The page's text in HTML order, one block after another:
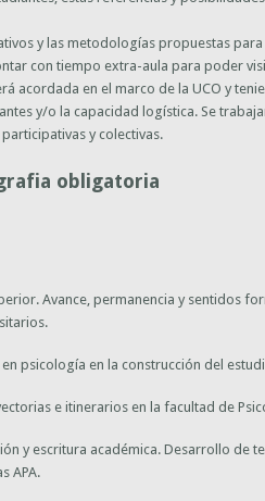
y las metodologías propuestas para
con tiempo extra-aula para poder
acordada en el marco de la UCO y
y/o la capacidad logística. Se
y colectivas.
obligatoria
Avance, permanencia y sentidos
psicología en la construcción del
e itinerarios en la facultad de
y escritura académica. Desarrollo de
APA.